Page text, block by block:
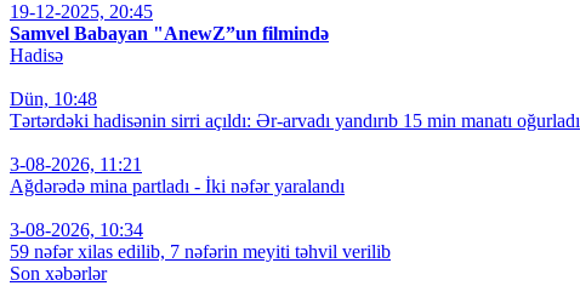
19-12-2025, 20:45
Samvel Babayan "AnewZ”un filmində
Hadisə
Dün, 10:48
Tərtərdəki hadisənin sirri açıldı: Ər-arvadı yandırıb 15 min manatı oğurladı
3-08-2026, 11:21
Ağdərədə mina partladı - İki nəfər yaralandı
3-08-2026, 10:34
59 nəfər xilas edilib, 7 nəfərin meyiti təhvil verilib
Son xəbərlər